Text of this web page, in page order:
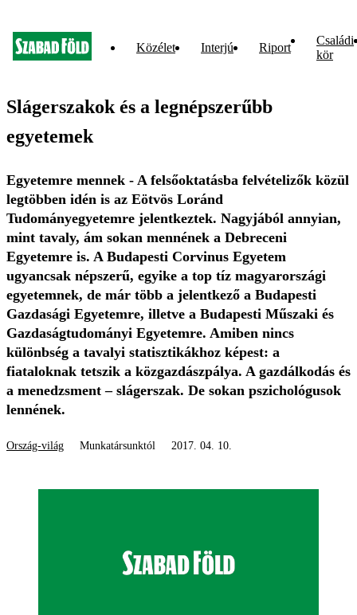
Közélet Interjú Riport
Családi
kör
Slágerszakok és a legnépszerűbb
egyetemek
Egyetemre mennek - A felsőoktatásba felvételizők közül
legtöbben idén is az Eötvös Loránd
Tudományegyetemre jelentkeztek. Nagyjából annyian,
mint tavaly, ám sokan mennének a Debreceni
Egyetemre is. A Budapesti Corvinus Egyetem
ugyancsak népszerű, egyike a top tíz magyarországi
egyetemnek, de már több a jelentkező a Budapesti
Gazdasági Egyetemre, illetve a Budapesti Műszaki és
Gazdaságtudományi Egyetemre. Amiben nincs
különbség a tavalyi statisztikákhoz képest: a
fiataloknak tetszik a közgazdászpálya. A gazdálkodás és
a menedzsment – slágerszak. De sokan pszichológusok
lennének.
Ország-világ Munkatársunktól 2017. 04. 10.